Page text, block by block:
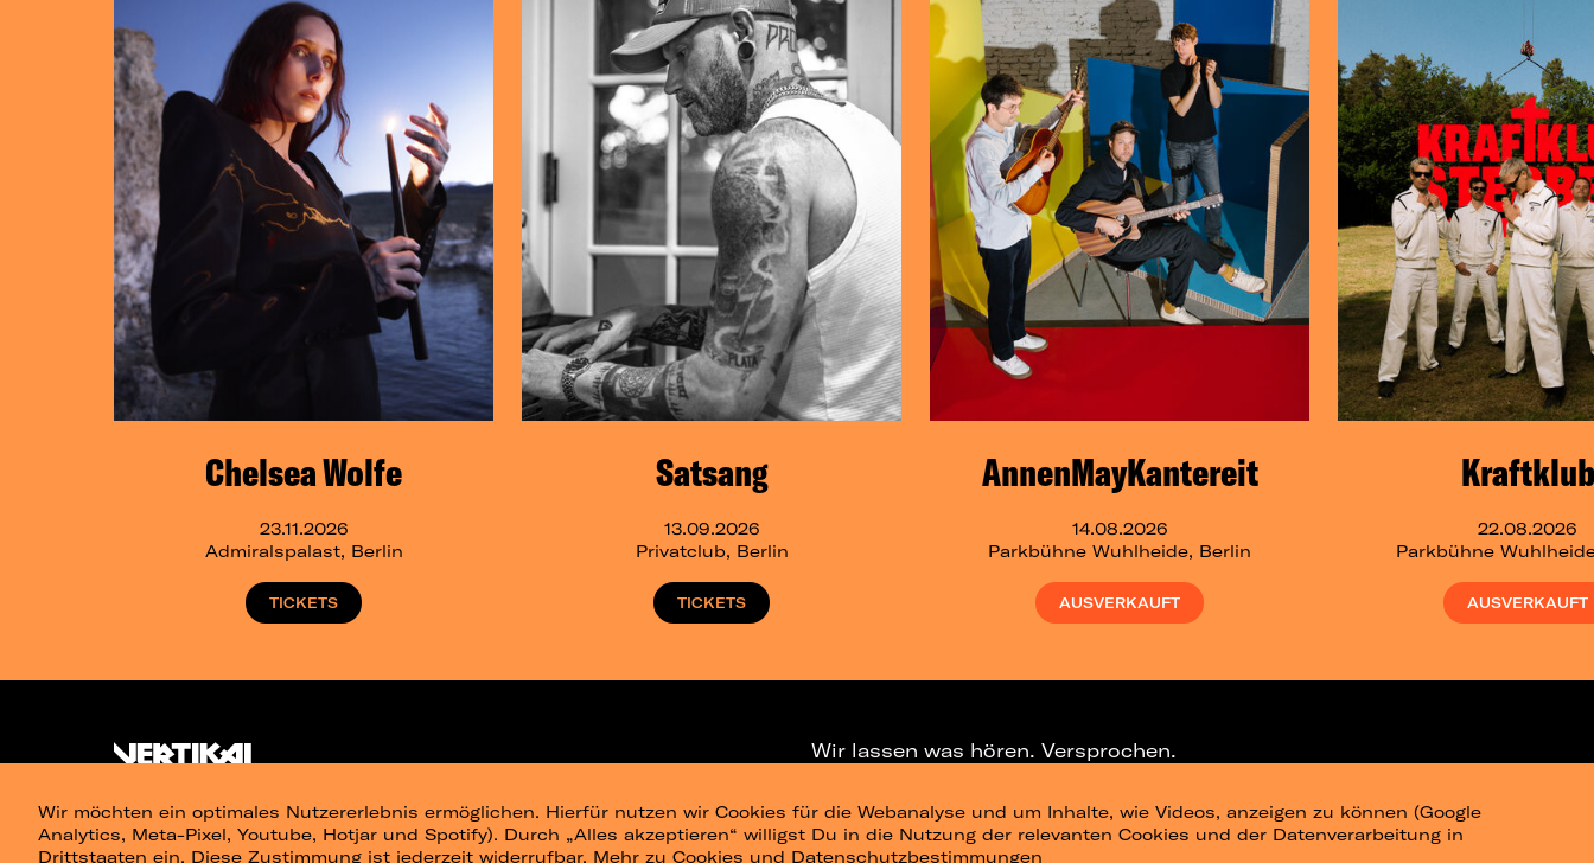
Chelsea Wolfe
23.11.2026
Admiralspalast, Berlin
TICKETS
Satsang
13.09.2026
Privatclub, Berlin
TICKETS
AnnenMayKantereit
14.08.2026
Parkbühne Wuhlheide, Berlin
AUSVERKAUFT
Kraftklub
22.08.2026
Parkbühne
AUSVERKAUFT
Wir möchten ein optimales Nutzererlebnis ermöglichen. Hierfür nutzen wir Cookies für die Webanalyse und um Inhalte, wie Videos, anzeigen zu können (Google
Analytics, Meta-Pixel, Youtube, Hotjar und Spotify). Durch „Alles akzeptieren“ willigst Du in die Nutzung der relevanten Cookies und der Datenverarbeitung in
Drittstaaten ein. Diese Zustimmung ist jederzeit widerrufbar. Mehr zu Cookies und Datenschutzbestimmungen
Wir lassen was hören. Versprochen.
NEWSLETTER TELEGRAM-CHANNEL